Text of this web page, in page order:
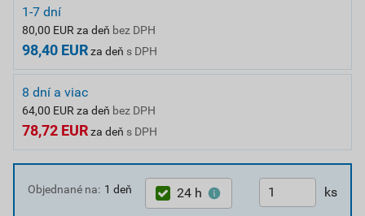
1-7 dní
80,00 EUR za deň bez DPH
98,40 EURza deň s DPH
8 dní a viac
64,00 EUR za deň bez DPH
78,72 EURza deň s DPH
Objednané na: 1 deň 24 h ks